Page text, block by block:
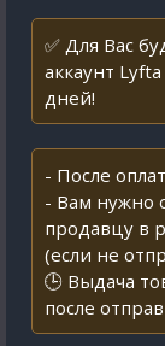
✅ Для Вас
аккаунт
дней!
- После
- Вам нужно
продавцу в
(если не
🕒 Выдача
после